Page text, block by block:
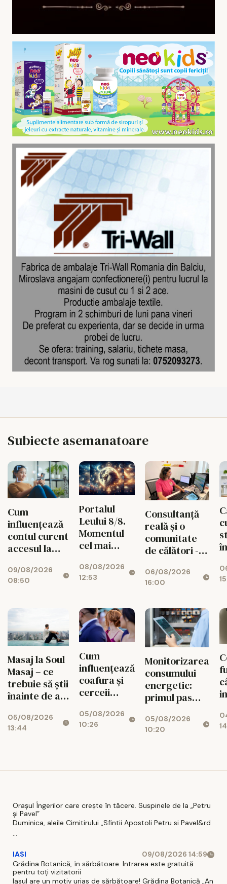
Subiecte asemanatoare
Cum
influențează
contul curent
accesul la
09/08/2026
08:50
Portalul
Leului 8/8.
Momentul
cel mai
verii
08/08/2026
12:53
Consultanță
reală și o
comunitate
de călători -
spatele
fiecărui
CISTOUR
06/08/2026
16:00
Masaj la Soul
Masaj – ce
trebuie să știi
înainte de a
programare?
05/08/2026
13:44
Cum
influențează
coafura și
cerceii
care o lași la
prima
05/08/2026
10:26
Monitorizarea
consumului
energetic:
primul pas
reducerea
costurilor
05/08/2026
10:20
Orașul Îngerilor care crește în tăcere. Suspinele de la „Petru
și Pavel”
Duminica, aleile Cimitirului „Sfintii Apostoli Petru si Pavel&rd
...
IASI
09/08/2026 14:59
Grădina Botanică, în sărbătoare. Intrarea este gratuită
pentru toți vizitatorii
Iasul are un motiv urias de sărbătoare! Grădina Botanică „An